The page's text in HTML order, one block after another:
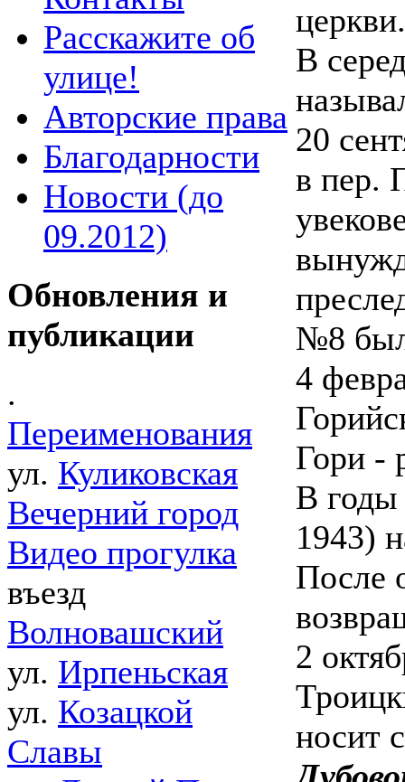
Расскажите об
улице!
Авторские права
Благодарности
Новости (до
09.2012)
Обновления и
публикации
.
Переименования
ул. Куликовская
Вечерний город
Видео прогулка
въезд
Волновашский
ул. Ирпеньская
ул. Козацкой
Славы
церкви.
В
20
в пер.
№8 был
4
Гори -
В годы
1943)
После
2
носит